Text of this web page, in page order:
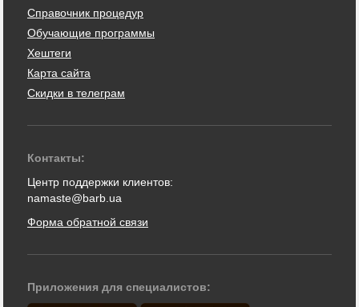
Справочник процедур
Обучающие программы
Хештеги
Карта сайта
Скидки в телеграм
Контакты:
Центр поддержки клиентов:
namaste@barb.ua
Форма обратной связи
Приложения для специалистов: